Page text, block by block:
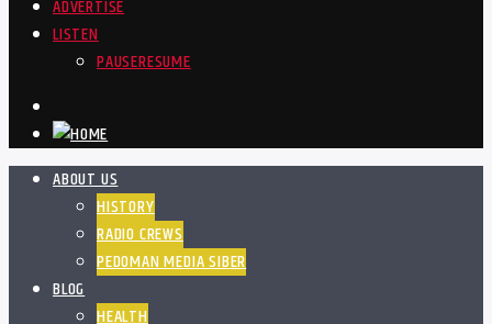
ADVERTISE
LISTEN
PAUSERESUME
ABOUT US
HISTORY
RADIO CREWS
PEDOMAN MEDIA SIBER
BLOG
HEALTH